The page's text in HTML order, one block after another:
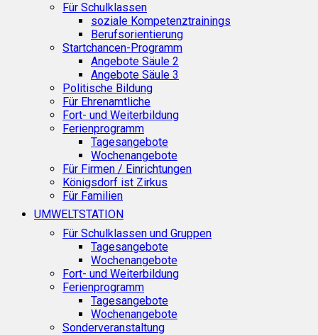
Für Schulklassen
soziale Kompetenztrainings
Berufsorientierung
Startchancen-Programm
Angebote Säule 2
Angebote Säule 3
Politische Bildung
Für Ehrenamtliche
Fort- und Weiterbildung
Ferienprogramm
Tagesangebote
Wochenangebote
Für Firmen / Einrichtungen
Königsdorf ist Zirkus
Für Familien
UMWELTSTATION
Für Schulklassen und Gruppen
Tagesangebote
Wochenangebote
Fort- und Weiterbildung
Ferienprogramm
Tagesangebote
Wochenangebote
Sonderveranstaltung